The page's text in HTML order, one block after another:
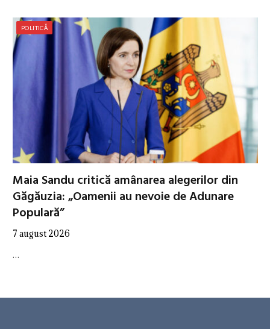
POLITICĂ
Maia Sandu critică amânarea alegerilor din
Găgăuzia: „Oamenii au nevoie de Adunare
Populară”
7 august 2026
…